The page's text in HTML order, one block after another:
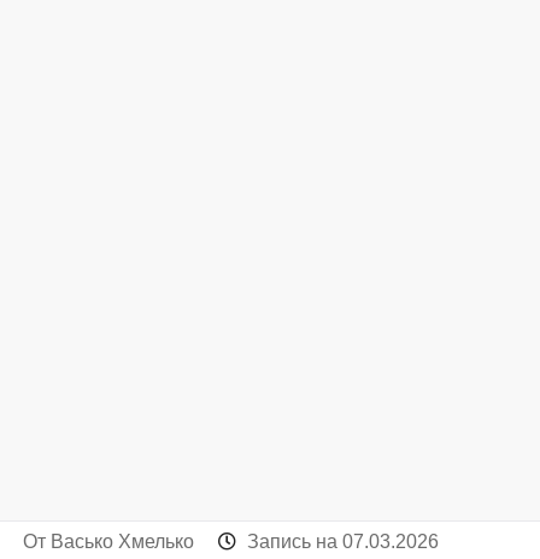
От Васько Хмелько Запись на07.03.2026